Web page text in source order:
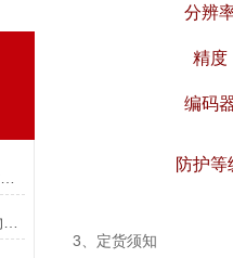
浮球液位开关的线缆选型：防水与耐油性能要求
分辨
精度
编码
防护等
3、定货须知